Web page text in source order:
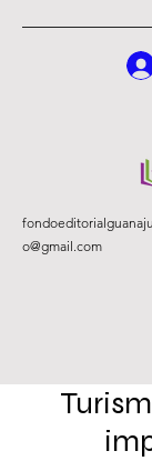
o@gmail.com